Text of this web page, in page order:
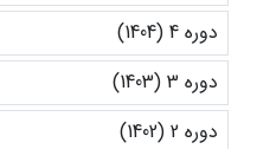
دوره 4 (1404)
دوره 3 (1403)
دوره 2 (1402)